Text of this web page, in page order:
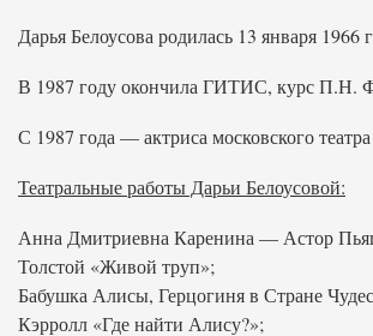
Дарья Белоусова родилась 13 января 1966
В 1987 году окончила ГИТИС, курс П.Н.
С 1987 года — актриса московского
Театральные работы Дарьи Белоусовой:
Анна Дмитриевна Каренина — Астор
Толстой «Живой труп»;
Бабушка Алисы, Герцогиня в Стране
Кэрролл «Где найти Алису?»;